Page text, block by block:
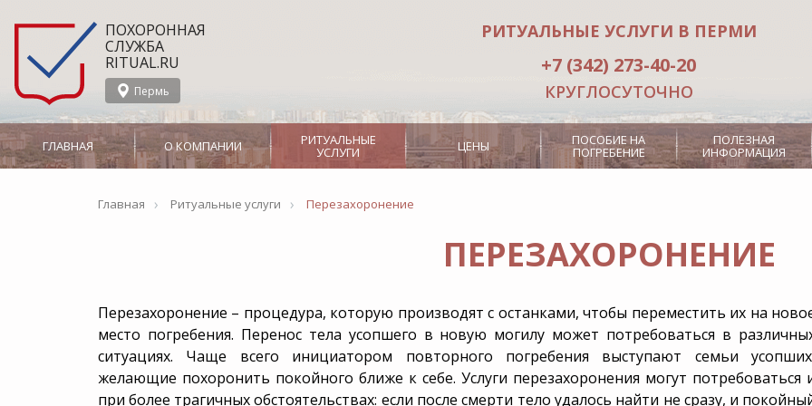
ПОХОРОННАЯ
СЛУЖБА
RITUAL.RU
Пермь
РИТУАЛЬНЫЕ УСЛУГИ В ПЕРМИ
+7 (342) 273-40-20
КРУГЛОСУТОЧНО
ГЛАВНАЯ О КОМПАНИИ
О службе Сотрудничество
Группа Компаний
РИТУАЛЬНЫЕ
УСЛУГИ
Организация
Носильщики гроба
Кремация
Груз 200 Катафалк Место на кладбище
Дезинфекция Дополнительная
ЦЕНЫ ПОСОБИЕ НА
ПОГРЕБЕНИЕ
ПОЛЕЗНАЯ
ИНФОРМАЦИЯ
Главная › Ритуальные услуги › Перезахоронение
ПЕРЕЗАХОРОНЕНИЕ
Перезахоронение – процедура, которую производят с останками, чтобы переместить их на
место погребения. Перенос тела усопшего в новую могилу может потребоваться в
ситуациях. Чаще всего инициатором повторного погребения выступают семьи
желающие похоронить покойного ближе к себе. Услуги перезахоронения могут потребоваться
при более трагичных обстоятельствах: если после смерти тело удалось найти не сразу, и